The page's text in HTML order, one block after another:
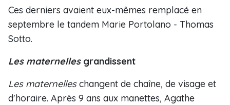
Ces derniers avaient eux-mêmes remplacé en
septembre le tandem Marie Portolano - Thomas
Sotto.
Les maternellesgrandissent
Les maternelleschangent de chaîne, de visage et
d'horaire. Après 9 ans aux manettes, Agathe